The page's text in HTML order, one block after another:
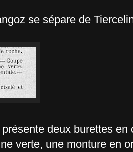
se sépare de
deux burettes en
verte, une monture en